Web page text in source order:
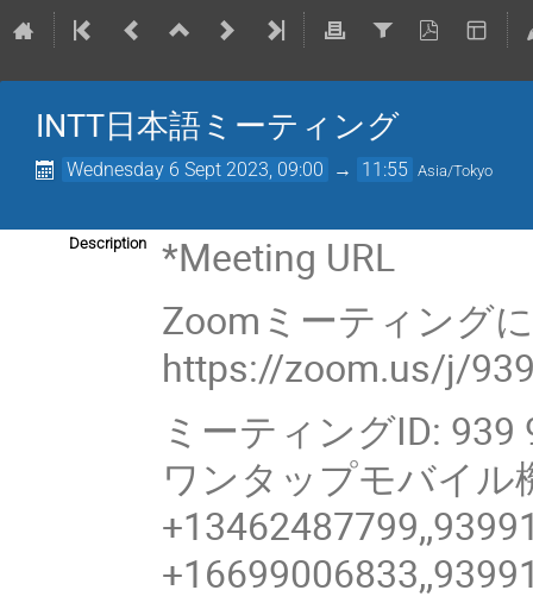
INTT日本語ミーティング
Wednesday 6 Sept 2023, 09:00 → 11:55 Asia/Tokyo
Description
*Meeting URL
Zoomミーティング
https://zoom.us/j/
ミーティングID: 939
ワンタップモバイル